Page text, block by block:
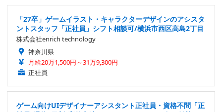
「27卒」ゲームイラスト・キャラクターデザインのアシスタ
ントスタッフ「正社員」シフト相談可/横浜市西区高島2丁目
株式会社enrich technology
神奈川県
月給20万1,500円～31万9,300円
正社員
ゲーム向けUIデザイナーアシスタント正社員・資格不問「正